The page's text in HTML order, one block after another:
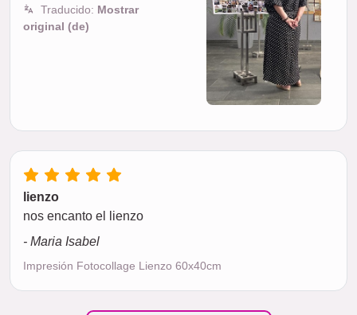
Traducido: Mostrar
original (de)
lienzo
nos encanto el lienzo
- Maria Isabel
Impresión Fotocollage Lienzo 60x40cm